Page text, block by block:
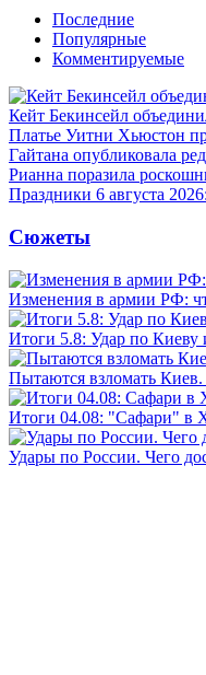
Последние
Популярные
Комментируемые
Кейт Бекинсейл
Платье Уитни Хьюстон
Гайтана опубликовала
Рианна поразила
Праздники 6 августа
Сюжеты
Изменения в армии РФ:
Итоги 5.8: Удар по Киеву
Пытаются взломать Киев.
Итоги 04.08: "Сафари" в
Удары по России. Чего